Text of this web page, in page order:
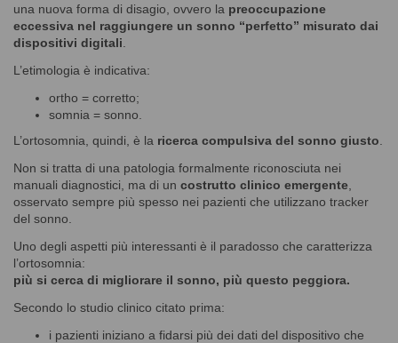
una nuova forma di disagio, ovvero la preoccupazione
eccessiva nel raggiungere un sonno “perfetto” misurato dai
dispositivi digitali
L’etimologia è indicativa:
ortho = corretto;
somnia = sonno.
L’ortosomnia, quindi, è la ricerca compulsiva del sonno giusto
Non si tratta di una patologia formalmente riconosciuta nei
manuali diagnostici, ma di un costrutto clinico emergente
osservato sempre più spesso nei pazienti che utilizzano tracker
del sonno.
Uno degli aspetti più interessanti è il paradosso che caratterizza
l’ortosomnia:
più si cerca di migliorare il sonno, più questo peggiora.
Secondo lo studio clinico citato prima:
i pazienti iniziano a fidarsi più dei dati del dispositivo che